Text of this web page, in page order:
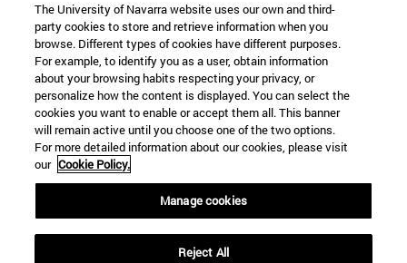
The University of Navarra website uses our own and third-
party cookies to store and retrieve information when you
browse. Different types of cookies have different purposes.
For example, to identify you as a user, obtain information
about your browsing habits respecting your privacy, or
personalize how the content is displayed. You can select the
cookies you want to enable or accept them all. This banner
will remain active until you choose one of the two options.
For more detailed information about our cookies, please visit
our Cookie Policy.
Manage cookies
Reject All